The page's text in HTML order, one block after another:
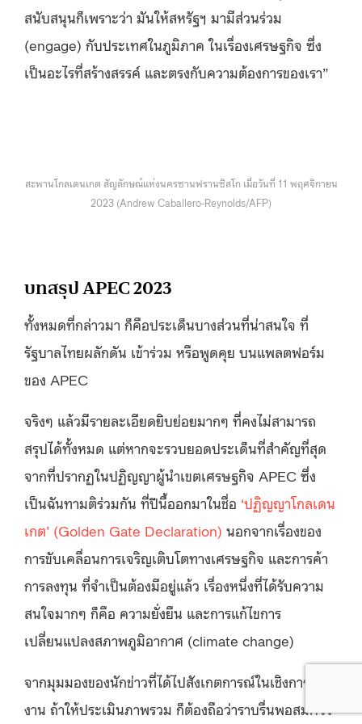
สนับสนุนก็เพราะว่า มันให้สหรัฐฯ มามีส่วนร่วม
(engage) กับประเทศในภูมิภาค ในเรื่องเศรษฐกิจ ซึ่ง
เป็นอะไรที่สร้างสรรค์ และตรงกับความต้องการของเรา”
สะพานโกลเดนเกต สัญลักษณ์แห่งนครซานฟรานซิสโก เมื่อวันที่ 11 พฤศจิกายน
2023 (Andrew Caballero-Reynolds/AFP)
บทสรุป APEC 2023
ทั้งหมดที่กล่าวมา ก็คือประเด็นบางส่วนที่น่าสนใจ ที่
รัฐบาลไทยผลักดัน เข้าร่วม หรือพูดคุย บนแพลตฟอร์ม
ของ APEC
จริงๆ แล้วมีรายละเอียดยิบย่อยมากๆ ที่คงไม่สามารถ
สรุปได้ทั้งหมด แต่หากจะรวบยอดประเด็นที่สำคัญที่สุด
จากที่ปรากฏในปฏิญญาผู้นำเขตเศรษฐกิจ APEC ซึ่ง
เป็นฉันทามติร่วมกัน ที่ปีนี้ออกมาในชื่อ ‘ปฏิญญาโกลเดน
เกต’ (Golden Gate Declaration) นอกจากเรื่องของ
การขับเคลื่อนการเจริญเติบโตทางเศรษฐกิจ และการค้า
การลงทุน ที่จำเป็นต้องมีอยู่แล้ว เรื่องหนึ่งที่ได้รับความ
สนใจมากๆ ก็คือ ความยั่งยืน และการแก้ไขการ
เปลี่ยนแปลงสภาพภูมิอากาศ (climate change)
จากมุมมองของนักข่าวที่ได้ไปสังเกตการณ์ในเชิงการจัด
งาน ถ้าให้ประเมินภาพรวม ก็ต้องถือว่าราบรื่นพอสมควร